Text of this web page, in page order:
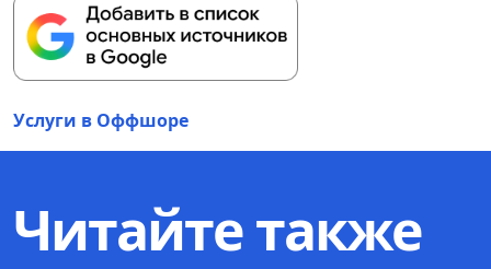
Услуги в Оффшоре
Читайте также